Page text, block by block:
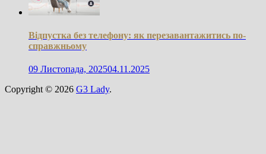
Відпустка без телефону: як перезавантажитись по-
справжньому
09 Листопада, 202504.11.2025
Copyright © 2026 G3 Lady.